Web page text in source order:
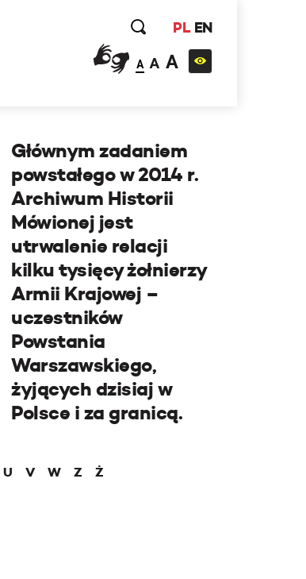
PL EN
A A A
Głównym zadaniem
powstałego w 2014 r.
Archiwum Historii
Mówionej jest
utrwalenie relacji
kilku tysięcy żołnierzy
Armii Krajowej –
uczestników
Powstania
Warszawskiego,
żyjących dzisiaj w
Polsce i za granicą.
U V W Z
Ż